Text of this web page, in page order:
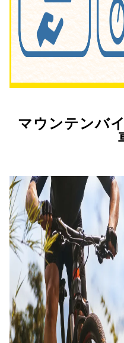
マウンテンバ